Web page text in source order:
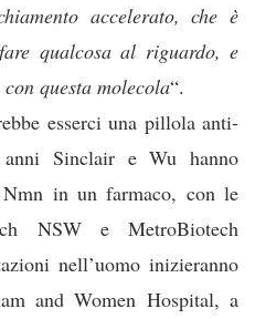
accelerato, che è
qualcosa al riguardo, e
questa molecola“.
esserci una pillola anti-
Sinclair e Wu hanno
in un farmaco, con le
NSW e MetroBiotech
nell’uomo inizieranno
and Women Hospital, a